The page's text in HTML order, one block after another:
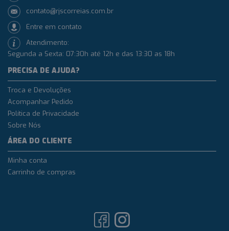
contato@rjscorreias.com.br
Entre em contato
Atendimento:
Segunda a Sexta: 07:30h até 12h e das 13:30 as 18h
PRECISA DE AJUDA?
Troca e Devoluções
Acompanhar Pedido
Política de Privacidade
Sobre Nós
ÁREA DO CLIENTE
Minha conta
Carrinho de compras